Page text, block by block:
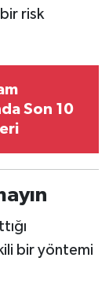
bir risk
Son 10
bir yöntemi